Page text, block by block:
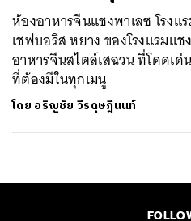
ห้องอาหารจีนแชงพาเลซ โรงแ
เชฟบอริส หยาง ของโรงแรมแ
อาหารจีนสไตล์เสฉวน ที่โดดเด่
ที่ต้องมีในทุกเมนู
โดย อริญชัย วีรดุษฎีนนท์